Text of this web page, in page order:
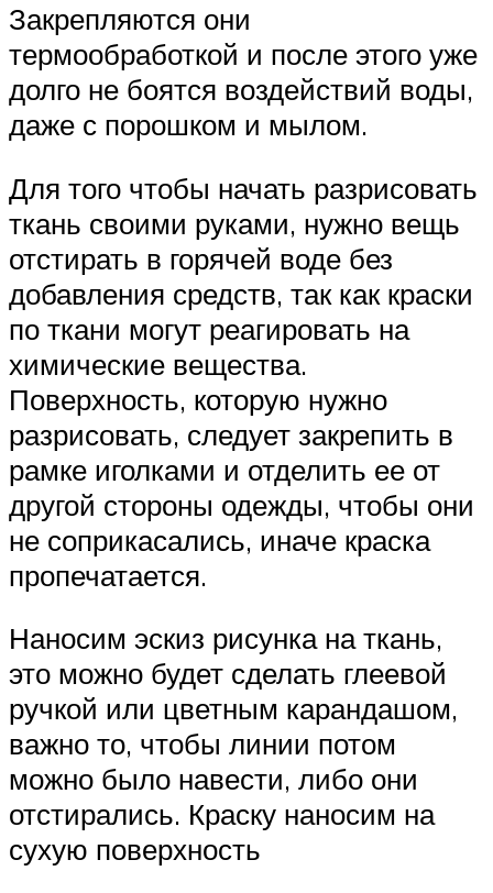
Закрепляются они
термообработкой и после этого уже
долго не боятся воздействий воды,
даже с порошком и мылом.
Для того чтобы начать разрисовать
ткань своими руками, нужно вещь
отстирать в горячей воде без
добавления средств, так как краски
по ткани могут реагировать на
химические вещества.
Поверхность, которую нужно
разрисовать, следует закрепить в
рамке иголками и отделить ее от
другой стороны одежды, чтобы они
не соприкасались, иначе краска
пропечатается.
Наносим эскиз рисунка на ткань,
это можно будет сделать глеевой
ручкой или цветным карандашом,
важно то, чтобы линии потом
можно было навести, либо они
отстирались. Краску наносим на
сухую поверхность